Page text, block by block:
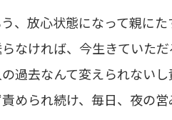
、放心状態になって親に
なければ、今生きていただ
過去なんて変えられない
められ続け、毎日、夜の